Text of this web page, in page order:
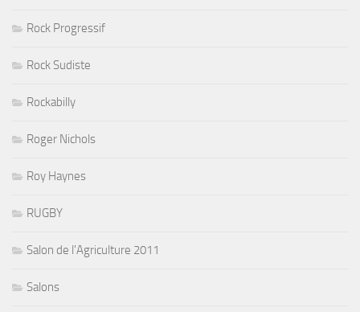
Rock Progressif
Rock Sudiste
Rockabilly
Roger Nichols
Roy Haynes
RUGBY
Salon de l'Agriculture 2011
Salons